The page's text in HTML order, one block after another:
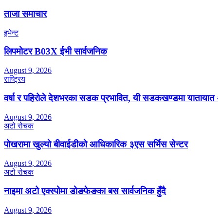
ताजा समाचार
इभेन्ट
लिपमोटर B03X ईभी सार्वजनिक
August 9, 2026
राष्ट्रिय
वर्षा र पहिरोले देशभरका सडक प्रभावित, यी सडकखण्डमा
August 9, 2026
अटो रोचक
पोखरामा खुल्यो बीवाईडीको आधिकारिक ३एस सर्भिस सेन्टर
August 9, 2026
अटो रोचक
नाइमा अटो एक्स्पोमा डोङफेङका बस सार्वजनिक हुँदै
August 9, 2026